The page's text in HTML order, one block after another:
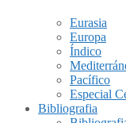
Eurasia
Europa
Índico
Pacífico
Especial
Bibliografia